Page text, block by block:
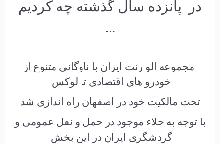
در پانزده سال گذشته چه کردیم
...
مجموعه الو رنت ایران با ناوگانی متنوع از
خودرو های اقتصادی تا لوکس
تحت مالکیت خود در اصفهان راه اندازی شد
با توجه به خلاء موجود در حمل و نقل عمومی و
گردشگری ایران در این بخش